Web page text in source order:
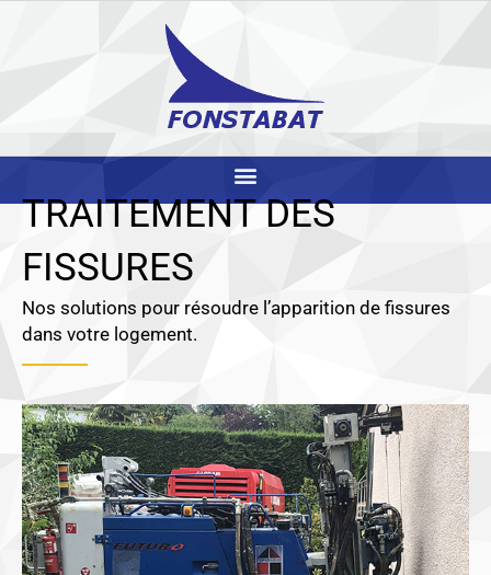
TRAITEMENT DES
FISSURES
Nos solutions pour résoudre l’apparition de fissures
dans votre logement.